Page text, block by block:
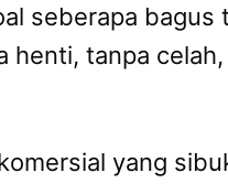
seberapa bagus
henti, tanpa
yang